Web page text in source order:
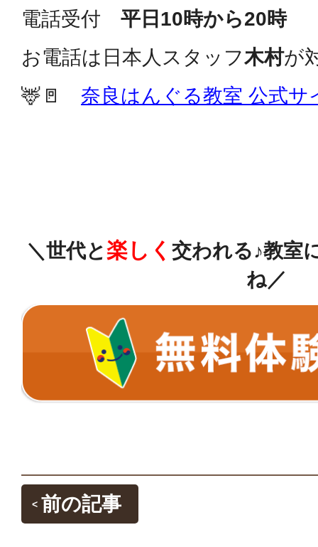
電話受付 平日10時から20時
お電話は日本人スタッフ木村が
🦌🚪 奈良はんぐる教室 公式サ
＼世代と楽しく 交われる♪教室
ね／
< 前の記事